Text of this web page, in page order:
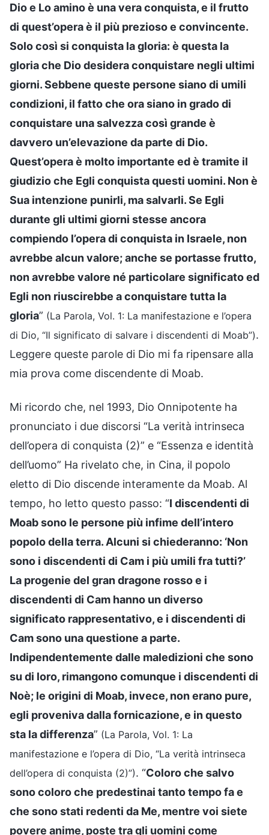
Dio e Lo amino è una vera conquista, e il frutto
di quest’opera è il più prezioso e convincente.
Solo così si conquista la gloria: è questa la
gloria che Dio desidera conquistare negli ultimi
giorni. Sebbene queste persone siano di umili
condizioni, il fatto che ora siano in grado di
conquistare una salvezza così grande è
davvero un’elevazione da parte di Dio.
Quest’opera è molto importante ed è tramite il
giudizio che Egli conquista questi uomini. Non è
Sua intenzione punirli, ma salvarli. Se Egli
durante gli ultimi giorni stesse ancora
compiendo l’opera di conquista in Israele, non
avrebbe alcun valore; anche se portasse frutto,
non avrebbe valore né particolare significato ed
Egli non riuscirebbe a conquistare tutta la
gloria” (La Parola, Vol. 1: La manifestazione e l’opera
di Dio, “Il significato di salvare i discendenti di Moab”).
Leggere queste parole di Dio mi fa ripensare alla
mia prova come discendente di Moab.
Mi ricordo che, nel 1993, Dio Onnipotente ha
pronunciato i due discorsi “La verità intrinseca
dell’opera di conquista (2)” e “Essenza e identità
dell’uomo” Ha rivelato che, in Cina, il popolo
eletto di Dio discende interamente da Moab. Al
tempo, ho letto questo passo: “I discendenti di
Moab sono le persone più infime dell’intero
popolo della terra. Alcuni si chiederanno: ‘Non
sono i discendenti di Cam i più umili fra tutti?’
La progenie del gran dragone rosso e i
discendenti di Cam hanno un diverso
significato rappresentativo, e i discendenti di
Cam sono una questione a parte.
Indipendentemente dalle maledizioni che sono
su di loro, rimangono comunque i discendenti di
Noè; le origini di Moab, invece, non erano pure,
egli proveniva dalla fornicazione, e in questo
sta la differenza” (La Parola, Vol. 1: La
manifestazione e l’opera di Dio, “La verità intrinseca
dell’opera di conquista (2)”). “Coloro che salvo
sono coloro che predestinai tanto tempo fa e
che sono stati redenti da Me, mentre voi siete
povere anime, poste tra gli uomini come